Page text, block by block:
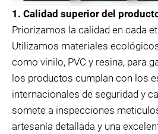
1. Calidad superior del
Priorizamos la calidad en cada
Utilizamos materiales
como vinilo, PVC y resina, para
los productos cumplan con los
internacionales de seguridad y
somete a inspecciones
artesanía detallada y una